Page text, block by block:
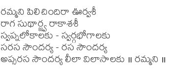
రమ్మని పిలిచిందిరా ఊర్వశీ
రాగ సుథార్జ్వ రాకాశశీ
స్వప్నలోకాలకు - స్వర్గభోగాలకు
సరస సౌందర్య - రస సౌందర్య
అప్సరస సౌందర్య లీలా విలాసాలకు ॥ రమ్మని ॥